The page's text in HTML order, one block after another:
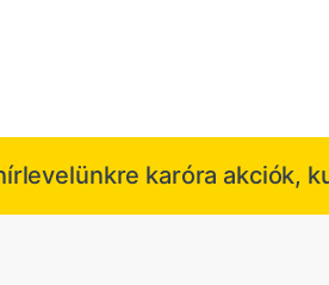
karóra akciók,